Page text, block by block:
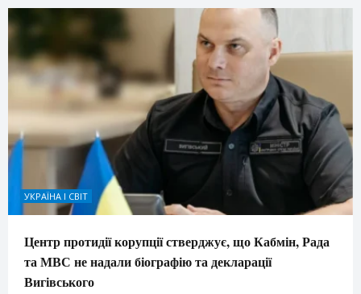
УКРАЇНА І СВІТ
Центр протидії корупції стверджує, що Кабмін, Рада
та МВС не надали біографію та декларації
Вигівського